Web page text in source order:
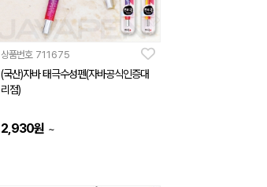
상품번호 711675
(국산)자바 태극수성펜(자바공식인증대
리점)
2,930원 ~